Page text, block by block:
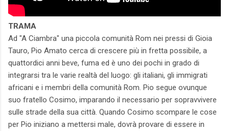
TRAMA
Ad "A Ciambra" una piccola comunità Rom nei pressi di Gioia
Tauro, Pio Amato cerca di crescere più in fretta possibile, a
quattordici anni beve, fuma ed è uno dei pochi in grado di
integrarsi tra le varie realtà del luogo: gli italiani, gli immigrati
africani e i membri della comunità Rom. Pio segue ovunque
suo fratello Cosimo, imparando il necessario per sopravvivere
sulle strade della sua città. Quando Cosimo scompare le cose
per Pio iniziano a mettersi male, dovrà provare di essere in